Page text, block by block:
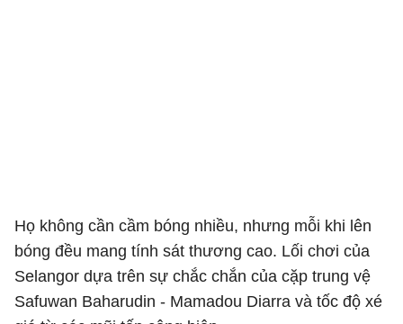
Họ không cần cầm bóng nhiều, nhưng mỗi khi lên
bóng đều mang tính sát thương cao. Lối chơi của
Selangor dựa trên sự chắc chắn của cặp trung vệ
Safuwan Baharudin - Mamadou Diarra và tốc độ xé